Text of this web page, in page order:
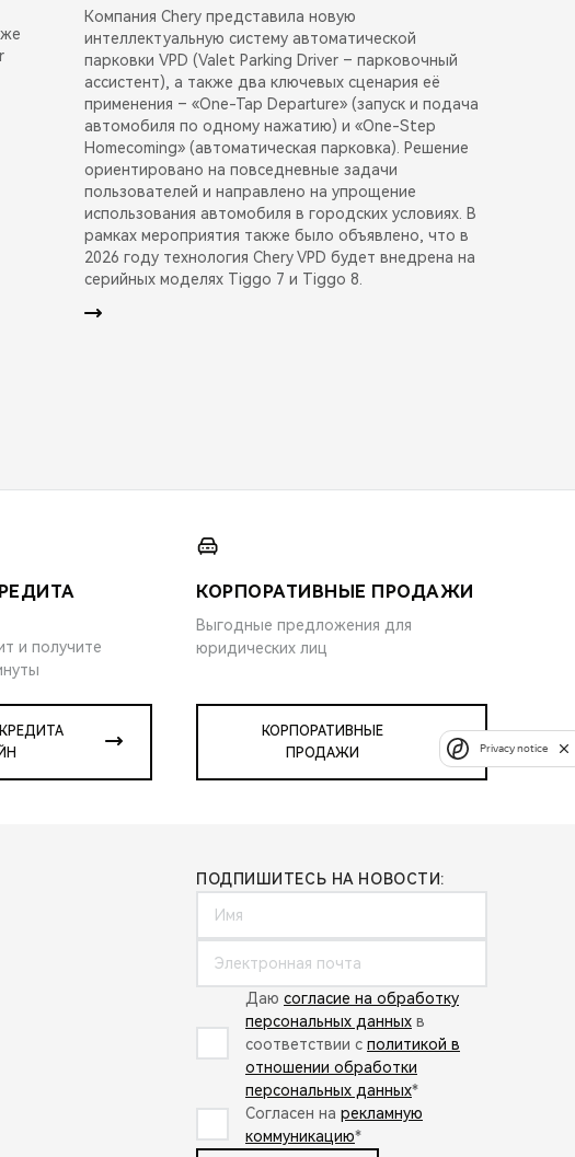
Компания Chery представила новую
интеллектуальную систему автоматической
парковки VPD (Valet Parking Driver – парковочный
ассистент), а также два ключевых сценария её
применения – «One-Tap Departure» (запуск и подача
автомобиля по одному нажатию) и «One-Step
Homecoming» (автоматическая парковка). Решение
ориентировано на повседневные задачи
пользователей и направлено на упрощение
использования автомобиля в городских условиях. В
рамках мероприятия также было объявлено, что в
2026 году технология Chery VPD будет внедрена на
серийных моделях Tiggo 7 и Tiggo 8.
и получите
КОРПОРАТИВНЫЕ ПРОДАЖИ
Выгодные предложения для
юридических лиц
КОРПОРАТИВНЫЕ
ПРОДАЖИ
ПОДПИШИТЕСЬ НА НОВОСТИ:
Даю согласие на обработку
персональных данных в
соответствии с политикой в
отношении обработки
персональных данных*
Согласен на рекламную
коммуникацию*
Privacy notice